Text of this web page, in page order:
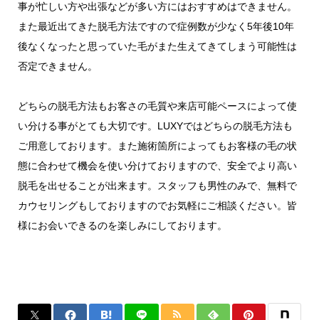
事が忙しい方や出張などが多い方にはおすすめはできません。
また最近出てきた脱毛方法ですので症例数が少なく5年後10年
後なくなったと思っていた毛がまた生えてきてしまう可能性は
否定できません。
どちらの脱毛方法もお客さの毛質や来店可能ペースによって使
い分ける事がとても大切です。LUXYではどちらの脱毛方法も
ご用意しております。また施術箇所によってもお客様の毛の状
態に合わせて機会を使い分けておりますので、安全でより高い
脱毛を出せることが出来ます。スタッフも男性のみで、無料で
カウセリングもしておりますのでお気軽にご相談ください。皆
様にお会いできるのを楽しみにしております。